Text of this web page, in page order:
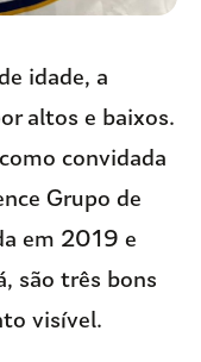
idade, a
altos e baixos.
convidada
Grupo de
em 2019 e
são três bons
visível.